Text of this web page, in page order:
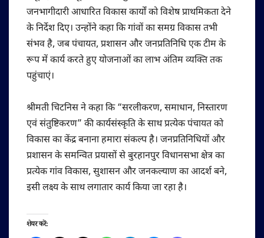
जनभागीदारी आधारित विकास कार्यों को विशेष प्राथमिकता देने
के निर्देश दिए। उन्होंने कहा कि गांवों का समग्र विकास तभी
संभव है, जब पंचायत, प्रशासन और जनप्रतिनिधि एक टीम के
रूप में कार्य करते हुए योजनाओं का लाभ अंतिम व्यक्ति तक
पहुंचाएं।
श्रीमती चिटनिस ने कहा कि “सरलीकरण, समाधान, निस्तारण
एवं संतुष्टिकरण” की कार्यसंस्कृति के साथ प्रत्येक पंचायत को
विकास का केंद्र बनाना हमारा संकल्प है। जनप्रतिनिधियों और
प्रशासन के समन्वित प्रयासों से बुरहानपुर विधानसभा क्षेत्र का
प्रत्येक गांव विकास, सुशासन और जनकल्याण का आदर्श बने,
इसी लक्ष्य के साथ लगातार कार्य किया जा रहा है।
शेयर करें: